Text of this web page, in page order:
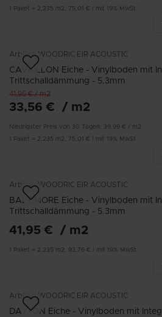
Paket = 2,235 m2 75,01 € mit 19% MwSt
Arbiton WOODRIC EIR ACOUSTIC
CAVAILLON Eiche - Vinylboden mit
Trittschalldämmung - 5.3mm
41,95 €/m2
33,56 € / m2
Niedrigster Preis von 30 Tagen: 39,99 € / m2
Paket = 2,235 m2 75,01 € mit 19% MwSt
Arbiton WOODRIC EIR ACOUSTIC
BALTIMORE Eiche - Vinylboden mit
Trittschalldämmung - 5.3mm
41,95 € / m2
Paket = 2,235 m2 93,76 € mit 19% MwSt
Arbiton WOODRIC EIR ACOUSTIC
DAYTON Eiche - Vinylboden mit